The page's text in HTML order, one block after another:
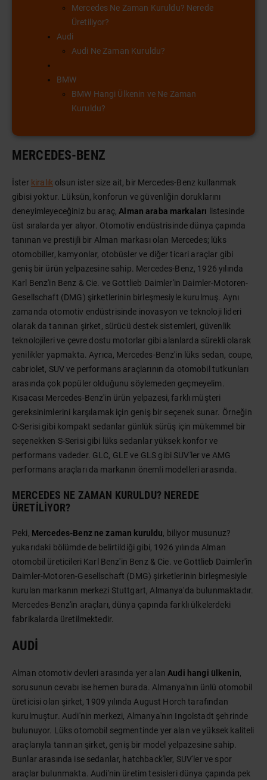
Mercedes Ne Zaman Kuruldu? Nerede
Üretiliyor?
Audi
Audi Ne Zaman Kuruldu?
BMW
BMW Hangi Ülkenin ve Ne Zaman
Kuruldu?
MERCEDES-BENZ
İster kiralık olsun ister size ait, bir Mercedes-Benz kullanmak
gibisi yoktur. Lüksün, konforun ve güvenliğin doruklarını
deneyimleyeceğiniz bu araç,Alman araba markaları listesinde
üst sıralarda yer alıyor. Otomotiv endüstrisinde dünya çapında
tanınan ve prestijli bir Alman markası olan Mercedes; lüks
otomobiller, kamyonlar, otobüsler ve diğer ticari araçlar gibi
geniş bir ürün yelpazesine sahip. Mercedes-Benz, 1926 yılında
Karl Benz'in Benz & Cie. ve Gottlieb Daimler'in Daimler-Motoren-
Gesellschaft (DMG) şirketlerinin birleşmesiyle kurulmuş. Aynı
zamanda otomotiv endüstrisinde inovasyon ve teknoloji lideri
olarak da tanınan şirket, sürücü destek sistemleri, güvenlik
teknolojileri ve çevre dostu motorlar gibi alanlarda sürekli olarak
yenilikler yapmakta. Ayrıca, Mercedes-Benz'in lüks sedan, coupe,
cabriolet, SUV ve performans araçlarının da otomobil tutkunları
arasında çok popüler olduğunu söylemeden geçmeyelim.
Kısacası Mercedes-Benz'in ürün yelpazesi, farklı müşteri
gereksinimlerini karşılamak için geniş bir seçenek sunar. Örneğin
C-Serisi gibi kompakt sedanlar günlük sürüş için mükemmel bir
seçenekken S-Serisi gibi lüks sedanlar yüksek konfor ve
performans vadeder. GLC, GLE ve GLS gibi SUV'ler ve AMG
performans araçları da markanın önemli modelleri arasında.
MERCEDES NE ZAMAN KURULDU? NEREDE
ÜRETILIYOR?
Peki, Mercedes-Benz ne zaman kuruldu, biliyor musunuz?
yukarıdaki bölümde de belirtildiği gibi, 1926 yılında Alman
otomobil üreticileri Karl Benz'in Benz & Cie. ve Gottlieb Daimler'in
Daimler-Motoren-Gesellschaft (DMG) şirketlerinin birleşmesiyle
kurulan markanın merkezi Stuttgart, Almanya'da bulunmaktadır.
Mercedes-Benz'in araçları, dünya çapında farklı ülkelerdeki
fabrikalarda üretilmektedir.
AUDI
Alman otomotiv devleri arasında yer alanAudi hangi ülkenin,
sorusunun cevabı ise hemen burada. Almanya'nın ünlü otomobil
üreticisi olan şirket, 1909 yılında August Horch tarafından
kurulmuştur. Audi'nin merkezi, Almanya'nın Ingolstadt şehrinde
bulunuyor. Lüks otomobil segmentinde yer alan ve yüksek kaliteli
araçlarıyla tanınan şirket, geniş bir model yelpazesine sahip.
Bunlar arasında ise sedanlar, hatchback'ler, SUV'ler ve spor
araçlar bulunmakta. Audi'nin üretim tesisleri dünya çapında pek